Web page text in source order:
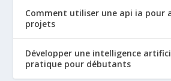
Comment utiliser une api ia pour
projets
Développer une intelligence
pratique pour débutants